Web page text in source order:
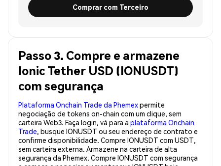
Comprar com Terceiro
Passo 3. Compre e armazene
Ionic Tether USD (IONUSDT)
com segurança
Plataforma Onchain Trade da Phemexpermite
negociação de tokens on-chain com um clique, sem
carteira Web3. Faça login, vá para a plataforma Onchain
Trade, busque IONUSDT ou seu endereço de contrato e
confirme disponibilidade. Compre IONUSDT com USDT,
sem carteira externa. Armazene na carteira de alta
segurança da Phemex. Compre IONUSDT com segurança